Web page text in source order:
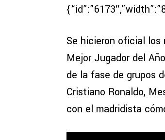
Se hicieron oficial los
Mejor Jugador del
de la fase de grupos
Cristiano Ronaldo,
con el madridista